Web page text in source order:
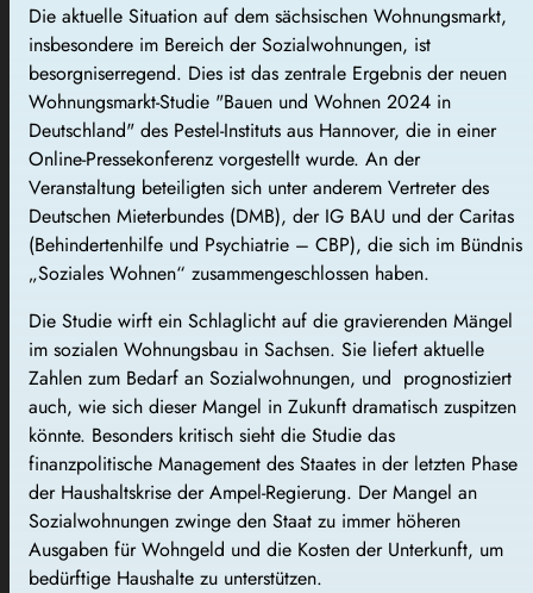
Die aktuelle Situation auf dem sächsischen Wohnungsmarkt,
insbesondere im Bereich der Sozialwohnungen, ist
besorgniserregend. Dies ist das zentrale Ergebnis der neuen
Wohnungsmarkt-Studie "Bauen und Wohnen 2024 in
Deutschland" des Pestel-Instituts aus Hannover, die in einer
Online-Pressekonferenz vorgestellt wurde. An der
Veranstaltung beteiligten sich unter anderem Vertreter des
Deutschen Mieterbundes (DMB), der IG BAU und der Caritas
(Behindertenhilfe und Psychiatrie – CBP), die sich im Bündnis
„Soziales Wohnen“ zusammengeschlossen haben.
Die Studie wirft ein Schlaglicht auf die gravierenden Mängel
im sozialen Wohnungsbau in Sachsen. Sie liefert aktuelle
Zahlen zum Bedarf an Sozialwohnungen, und prognostiziert
auch, wie sich dieser Mangel in Zukunft dramatisch zuspitzen
könnte. Besonders kritisch sieht die Studie das
finanzpolitische Management des Staates in der letzten Phase
der Haushaltskrise der Ampel-Regierung. Der Mangel an
Sozialwohnungen zwinge den Staat zu immer höheren
Ausgaben für Wohngeld und die Kosten der Unterkunft, um
bedürftige Haushalte zu unterstützen.